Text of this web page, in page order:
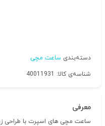
دسته‌بندی ساعت مچی
شناسه‌ی کالا: 40011931
معرفی
ساعت مچی های اسپرت با طراحی